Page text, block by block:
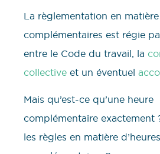
La règlementation en matière
complémentaires est régie
entre le Code du travail, la
collective et un éventuel
Mais qu’est-ce qu’une heure
complémentaire exactement
les règles en matière d’heures